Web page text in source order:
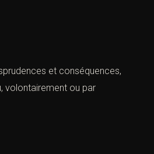
et conséquences,
volontairement ou par